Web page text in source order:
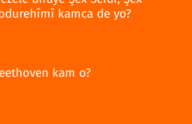
kamca de yo?
kam o?